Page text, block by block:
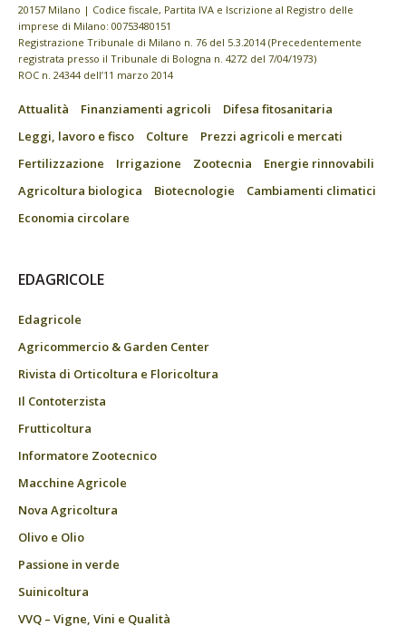
20157 Milano | Codice fiscale, Partita IVA e Iscrizione al Registro delle
imprese di Milano: 00753480151
Registrazione Tribunale di Milano n. 76 del 5.3.2014 (Precedentemente
registrata presso il Tribunale di Bologna n. 4272 del 7/04/1973)
ROC n. 24344 dell’11 marzo 2014
Attualità Finanziamenti agricoli
Difesa fitosanitaria
Leggi, lavoro e fisco
Colture
Prezzi agricoli e mercati
Fertilizzazione
Irrigazione Zootecnia
Energie rinnovabili
Agricoltura biologica
Biotecnologie
Cambiamenti climatici
Economia circolare
EDAGRICOLE
Edagricole
Agricommercio & Garden Center
Rivista di Orticoltura e Floricoltura
Il Contoterzista
Frutticoltura
Informatore Zootecnico
Macchine Agricole
Nova Agricoltura
Olivo e Olio
Passione in verde
Suinicoltura
VVQ – Vigne, Vini e Qualità